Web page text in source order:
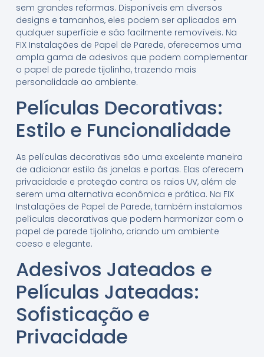
sem grandes reformas. Disponíveis em diversos
designs e tamanhos, eles podem ser aplicados em
qualquer superfície e são facilmente removíveis. Na
FIX Instalações de Papel de Parede, oferecemos uma
ampla gama de adesivos que podem complementar
o papel de parede tijolinho, trazendo mais
personalidade ao ambiente.
Películas Decorativas:
Estilo e Funcionalidade
As películas decorativas são uma excelente maneira
de adicionar estilo às janelas e portas. Elas oferecem
privacidade e proteção contra os raios UV, além de
serem uma alternativa econômica e prática. Na FIX
Instalações de Papel de Parede, também instalamos
películas decorativas que podem harmonizar com o
papel de parede tijolinho, criando um ambiente
coeso e elegante.
Adesivos Jateados e
Películas Jateadas:
Sofisticação e
Privacidade